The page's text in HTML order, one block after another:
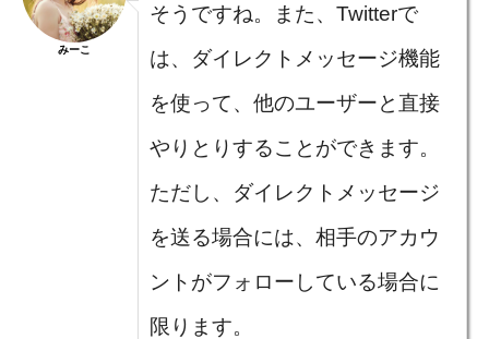
みーこ
そうですね。また、Twitterで
は、ダイレクトメッセージ機能
を使って、他のユーザーと直接
やりとりすることができます。
ただし、ダイレクトメッセージ
を送る場合には、相手のアカウ
ントがフォローしている場合に
限ります。